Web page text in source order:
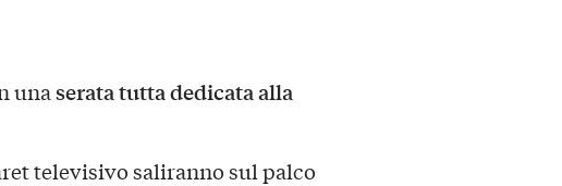
unaserata tutta dedicata alla
televisivo saliranno sul palco